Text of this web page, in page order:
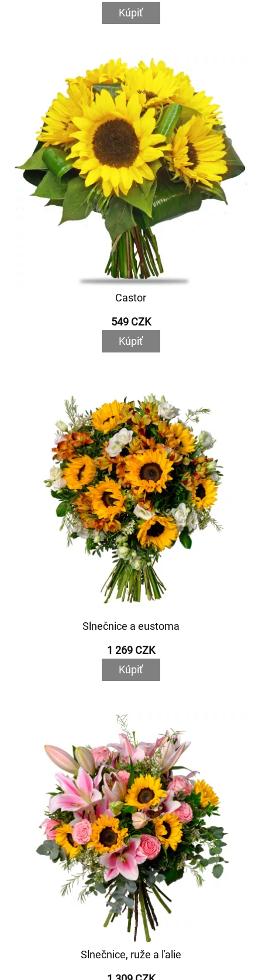
Kúpiť
Castor
549 CZK
Kúpiť
Slnečnice a eustoma
1 269 CZK
Kúpiť
Slnečnice, ruže a ľalie